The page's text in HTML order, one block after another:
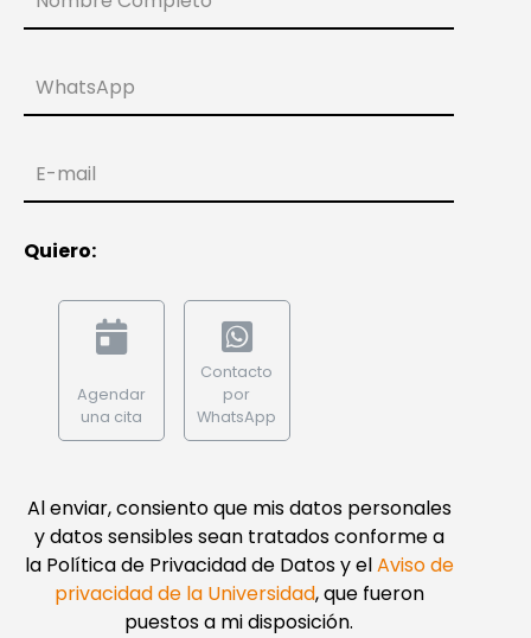
WhatsApp
E-mail
Quiero:
Agendar
una cita
Contacto
por
WhatsApp
Al enviar, consiento que mis datos personales
y datos sensibles sean tratados conforme a
la Política de Privacidad de Datos y elAviso de
privacidad de la Universidad, que fueron
puestos a mi disposición.